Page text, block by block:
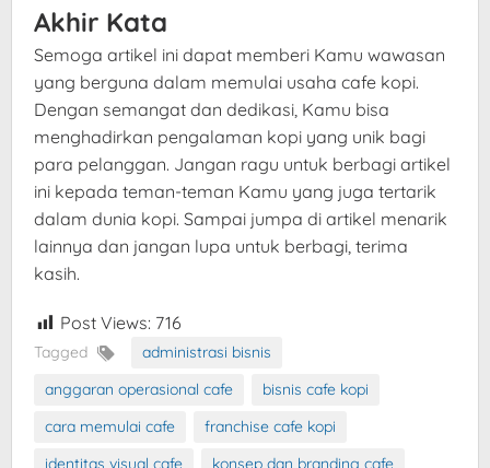
Akhir Kata
Semoga artikel ini dapat memberi Kamu wawasan
yang berguna dalam memulai usaha cafe kopi.
Dengan semangat dan dedikasi, Kamu bisa
menghadirkan pengalaman kopi yang unik bagi
para pelanggan. Jangan ragu untuk berbagi artikel
ini kepada teman-teman Kamu yang juga tertarik
dalam dunia kopi. Sampai jumpa di artikel menarik
lainnya dan jangan lupa untuk berbagi, terima
kasih.
Post Views: 716
Tagged
administrasi bisnis
anggaran operasional cafe
bisnis cafe kopi
cara memulai cafe
franchise cafe kopi
identitas visual cafe
konsep dan branding cafe